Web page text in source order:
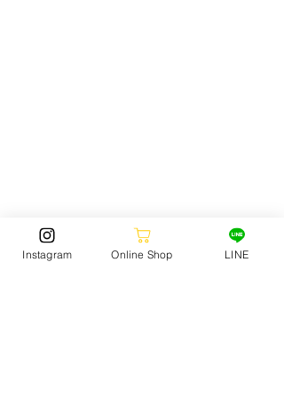
FOOTWEAR
Instagram Online Shop LINE